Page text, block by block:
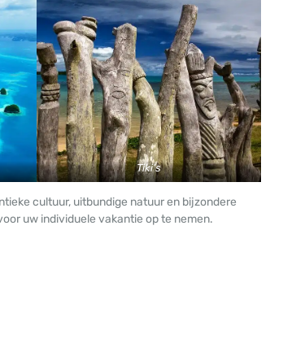
Tiki’s
cultuur, uitbundige natuur en bijzondere
uw individuele vakantie op te nemen.